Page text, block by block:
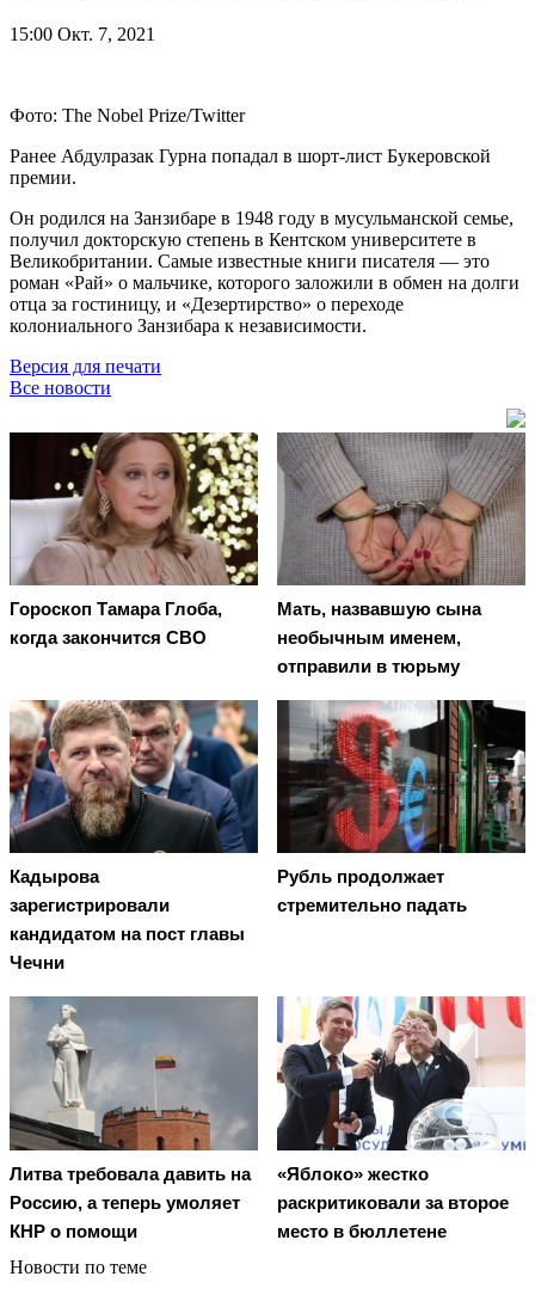
15:00 Окт. 7, 2021
Фото: The Nobel Prize/Twitter
Ранее Абдулразак Гурна попадал в шорт-лист Букеровской
премии.
Он родился на Занзибаре в 1948 году в мусульманской семье,
получил докторскую степень в Кентском университете в
Великобритании. Самые известные книги писателя — это
роман «Рай» о мальчике, которого заложили в обмен на долги
отца за гостиницу, и «Дезертирство» о переходе
колониального Занзибара к независимости.
Версия для печати
Все новости
Гороскоп Тамара Глоба,
когда закончится СВО
Мать, назвавшую сына
необычным именем,
отправили в тюрьму
Кадырова
зарегистрировали
кандидатом на пост главы
Чечни
Рубль продолжает
стремительно падать
Литва требовала давить на
Россию, а теперь умоляет
КНР о помощи
«Яблоко» жестко
раскритиковали за второе
место в бюллетене
Новости по теме